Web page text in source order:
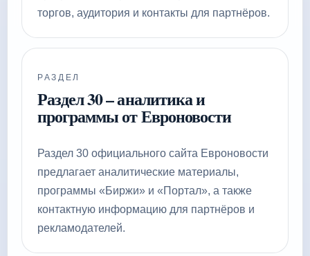
торгов, аудитория и контакты для партнёров.
РАЗДЕЛ
Раздел 30 – аналитика и
программы от Евроновости
Раздел 30 официального сайта Евроновости
предлагает аналитические материалы,
программы «Биржи» и «Портал», а также
контактную информацию для партнёров и
рекламодателей.